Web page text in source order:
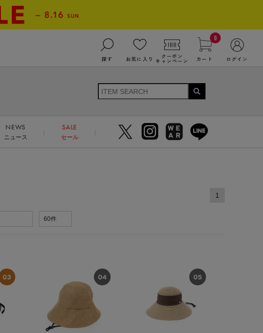
探す お気に入り クーポン
キャンペーン
0
カート ログイン
NEWS
ニュース
SALE
セール
60件
1